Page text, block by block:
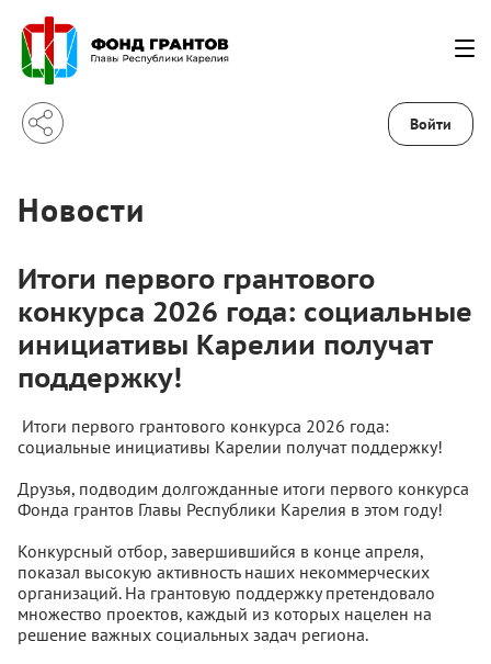
Войти
Новости
Итоги первого грантового
конкурса 2026 года: социальные
инициативы Карелии получат
поддержку!
Итоги первого грантового конкурса 2026 года:
социальные инициативы Карелии получат поддержку!
Друзья, подводим долгожданные итоги первого конкурса
Фонда грантов Главы Республики Карелия в этом году!
Конкурсный отбор, завершившийся в конце апреля,
показал высокую активность наших некоммерческих
организаций. На грантовую поддержку претендовало
множество проектов, каждый из которых нацелен на
решение важных социальных задач региона.